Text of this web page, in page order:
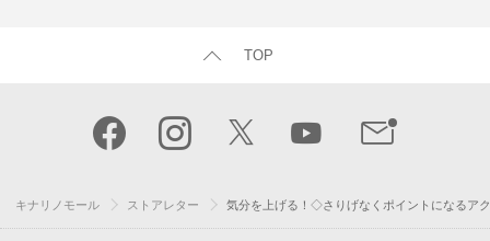
TOP
キナリノモール ストアレター 気分を上げる！◇さりげなくポイントになるア